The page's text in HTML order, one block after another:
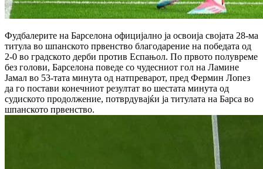
Фудбалерите на Барселона официјално ја освоија својата 28-ма
титула во шпанското првенство благодарение на победата од
2-0 во градското дерби против Еспањол. По првото полувреме
без голови, Барселона поведе со чудесниот гол на Ламине
Јамал во 53-тата минута од натпреварот, пред Фермин Лопез
да го постави конечниот резултат во шестата минута од
судиското продолжение, потврдувајќи ја титулата на Барса во
шпанското првенство.